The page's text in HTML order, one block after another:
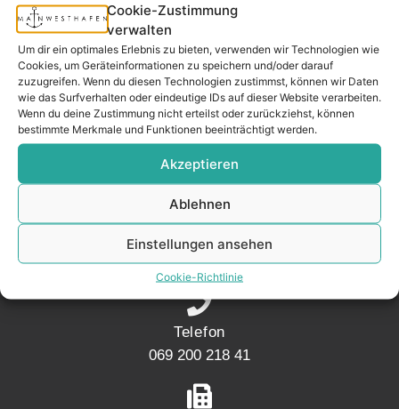
Cookie-Zustimmung
verwalten
Um dir ein optimales Erlebnis zu bieten, verwenden wir Technologien wie
Cookies, um Geräteinformationen zu speichern und/oder darauf
zuzugreifen. Wenn du diesen Technologien zustimmst, können wir Daten
wie das Surfverhalten oder eindeutige IDs auf dieser Website verarbeiten.
Wenn du deine Zustimmung nicht erteilst oder zurückziehst, können
bestimmte Merkmale und Funktionen beeinträchtigt werden.
Akzeptieren
Ablehnen
Einstellungen ansehen
Cookie-Richtlinie
Ihr Immobilienpartner
aus der
Nachbarschaft.
– seit 2017.
Adresse
Mainwesthafen Immobilien Speicherstraße 5
60327 Frankfurt
Telefon
069 200 218 41